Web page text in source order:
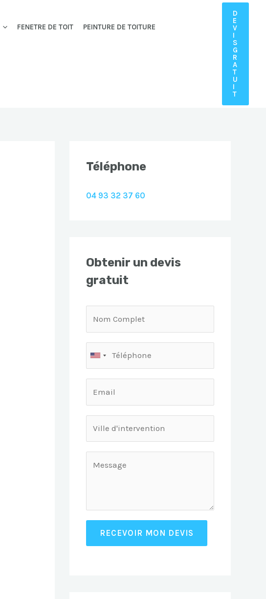
FENETRE DE TOIT PEINTURE DE TOITURE
D
E
V
I
S
G
R
A
T
U
I
T
Téléphone
04 93 32 37 60
Obtenir un devis
gratuit
RECEVOIR MON DEVIS